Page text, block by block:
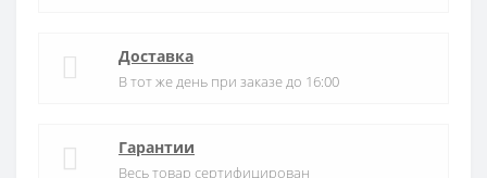
Доставка
В тот же день при заказе до 16:00
Гарантии
Весь товар сертифицирован